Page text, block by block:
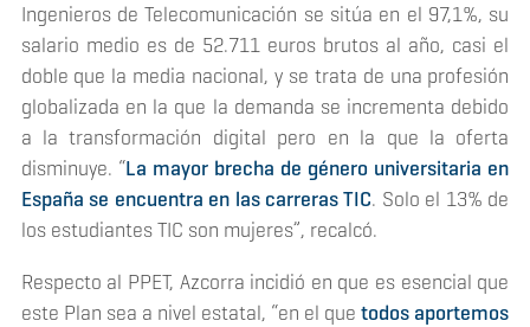
Ingenieros de Telecomunicación se sitúa en el 97,1%, su
salario medio es de 52.711 euros brutos al año, casi el
doble que la media nacional, y se trata de una profesión
globalizada en la que la demanda se incrementa debido
a la transformación digital pero en la que la oferta
disminuye. “La mayor brecha de género universitaria en
España se encuentra en las carreras TIC. Solo el 13% de
los estudiantes TIC son mujeres”, recalcó.
Respecto al PPET, Azcorra incidió en que es esencial que
este Plan sea a nivel estatal, “en el quetodos aportemos